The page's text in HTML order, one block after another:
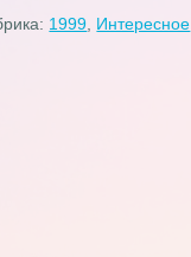
1999 Интересное